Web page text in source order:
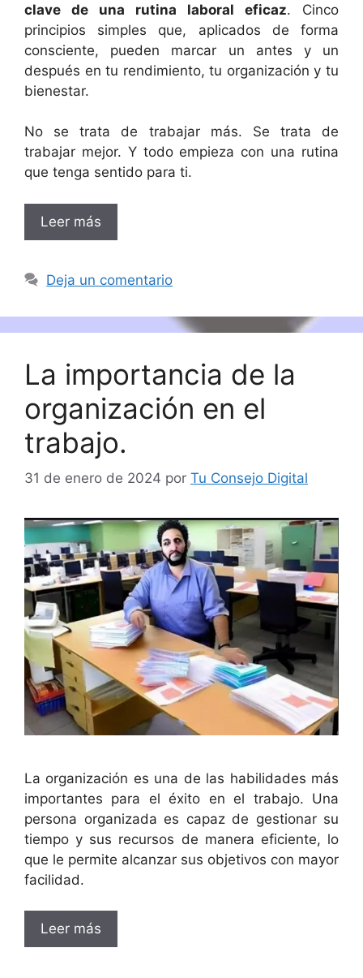
clave de una rutina laboral eficaz. Cinco
principios simples que, aplicados de forma
consciente, pueden marcar un antes y un
después en tu rendimiento, tu organización y tu
bienestar.
No se trata de trabajar más. Se trata de
trabajar mejor. Y todo empieza con una rutina
que tenga sentido para ti.
Leer más
Deja un comentario
La importancia de la
organización en el
trabajo.
31 de enero de 2024 por Tu Consejo Digital
La organización es una de las habilidades más
importantes para el éxito en el trabajo. Una
persona organizada es capaz de gestionar su
tiempo y sus recursos de manera eficiente, lo
que le permite alcanzar sus objetivos con mayor
facilidad.
Leer más